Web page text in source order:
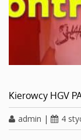
Kierowcy HGV
admin | 4